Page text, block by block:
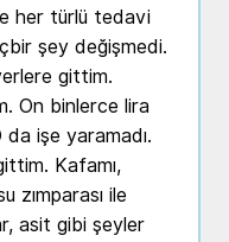
her türlü tedavi
şey değişmedi.
gittim.
On binlerce lira
işe yaramadı.
Kafamı,
zımparası ile
asit gibi şeyler